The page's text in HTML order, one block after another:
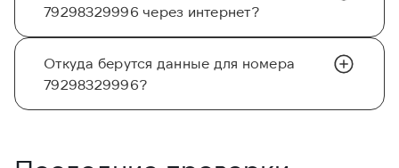
79298329996 через интернет?
Откуда берутся данные для номера
79298329996?